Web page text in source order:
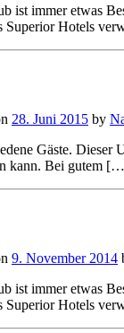
immer etwas
Superior Hotels
28. Juni 2015 by
Gäste.
kann. Bei gutem
9. November 2014
immer etwas
Superior Hotels